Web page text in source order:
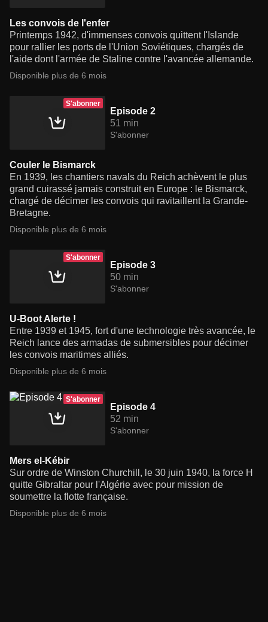
Les convois de l'enfer
Printemps 1942, d'immenses convois quittent l'Islande
pour rallier les ports de l'Union Soviétiques, chargés de
l'aide dont l'armée de Staline contre l'avancée allemande.
Disponible plus de 6 mois
S'abonner
Episode 2
51 min
S'abonner
Couler le Bismarck
En 1939, les chantiers navals du Reich achèvent le plus
grand cuirassé jamais construit en Europe : le Bismarck,
chargé de décimer les convois qui ravitaillent la Grande-
Bretagne.
Disponible plus de 6 mois
S'abonner
Episode 3
50 min
S'abonner
U-Boot Alerte !
Entre 1939 et 1945, fort d'une technologie très avancée, le
Reich lance des armadas de submersibles pour décimer
les convois maritimes alliés.
Disponible plus de 6 mois
S'abonner
Episode 4
52 min
S'abonner
Mers el-Kébir
Sur ordre de Winston Churchill, le 30 juin 1940, la force H
quitte Gibraltar pour l'Algérie avec pour mission de
soumettre la flotte française.
Disponible plus de 6 mois